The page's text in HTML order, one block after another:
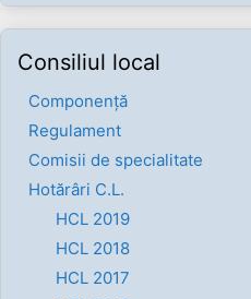
Consiliul local
Componenţă
Regulament
Comisii de specialitate
Hotărâri C.L.
HCL 2019
HCL 2018
HCL 2017